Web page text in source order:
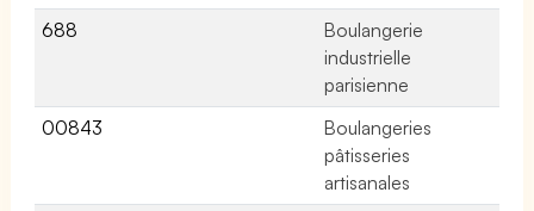
688
Boulangerie
industrielle
parisienne
00843
Boulangeries
pâtisseries
artisanales